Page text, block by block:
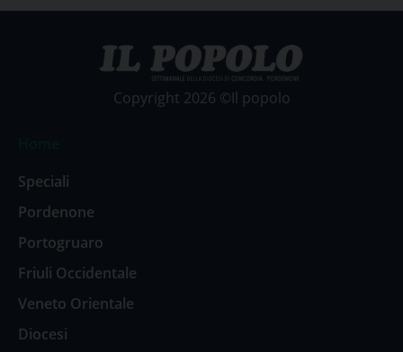
Copyright 2026 ©Il popolo
Speciali
Pordenone
Portogruaro
Friuli Occidentale
Veneto Orientale
Diocesi